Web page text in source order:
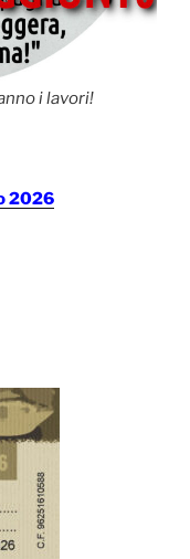
i lavori!
2026